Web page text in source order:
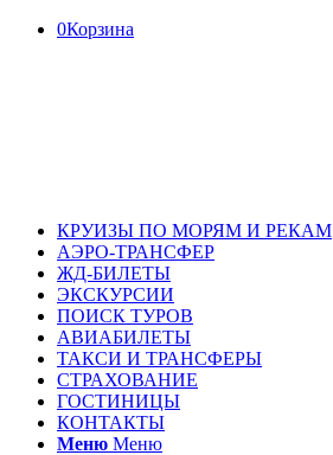
0Корзина
КРУИЗЫ ПО МОРЯМ И РЕКАМ
АЭРО-ТРАНСФЕР
ЖД-БИЛЕТЫ
ЭКСКУРСИИ
ПОИСК ТУРОВ
АВИАБИЛЕТЫ
ТАКСИ И ТРАНСФЕРЫ
СТРАХОВАНИЕ
ГОСТИНИЦЫ
КОНТАКТЫ
Меню Меню